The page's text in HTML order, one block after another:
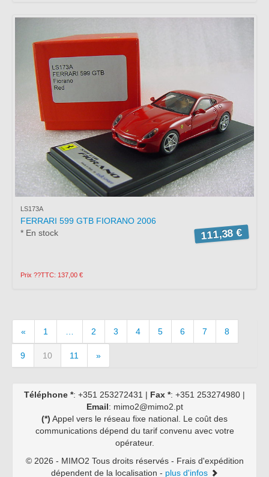
LS173A
FERRARI 599 GTB FIORANO 2006
* En stock
111,38 €
Prix ??TTC: 137,00 €
« 1 … 2 3 4 5 6 7 8
9 10 11 »
Téléphone *: +351 253272431 | Fax *: +351 253274980 |
Email: mimo2@mimo2.pt
(*) Appel vers le réseau fixe national. Le coût des
communications dépend du tarif convenu avec votre
opérateur.
© 2026 - MIMO2 Tous droits réservés - Frais d'expédition
dépendent de la localisation - plus d'infos